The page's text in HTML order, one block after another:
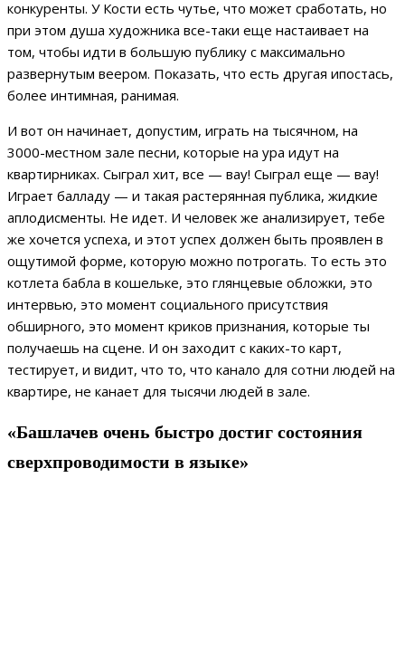
конкуренты. У Кости есть чутье, что может сработать, но
при этом душа художника все-таки еще настаивает на
том, чтобы идти в большую публику с максимально
развернутым веером. Показать, что есть другая ипостась,
более интимная, ранимая.
И вот он начинает, допустим, играть на тысячном, на
3000-местном зале песни, которые на ура идут на
квартирниках. Сыграл хит, все — вау! Сыграл еще — вау!
Играет балладу — и такая растерянная публика, жидкие
аплодисменты. Не идет. И человек же анализирует, тебе
же хочется успеха, и этот успех должен быть проявлен в
ощутимой форме, которую можно потрогать. То есть это
котлета бабла в кошельке, это глянцевые обложки, это
интервью, это момент социального присутствия
обширного, это момент криков признания, которые ты
получаешь на сцене. И он заходит с каких-то карт,
тестирует, и видит, что то, что канало для сотни людей на
квартире, не канает для тысячи людей в зале.
«Башлачев очень быстро достиг состояния
сверхпроводимости в языке»